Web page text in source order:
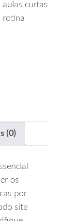
aulas curtas
rotina
(0)
os
por
site